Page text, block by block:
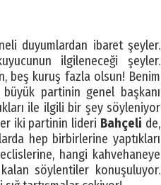
duyumlardan ibaret şeyler.
ilgileneceği şeyler.
beş kuruş fazla olsun! Benim
partinin genel başkanı
ile ilgili bir şey söyleniyor
iki partinin lideri Bahçeli de,
hep birbirlerine yaptıkları
hangi kahvehaneye
söylentiler konuşuluyor.